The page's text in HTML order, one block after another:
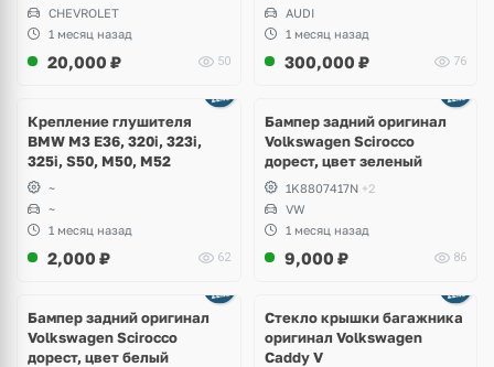
CHEVROLET
1 месяц назад
20,000 ₽ 50
AUDI
1 месяц назад
300,000 ₽ 76
Крепление глушителя
BMW M3 E36, 320i, 323i,
325i, S50, M50, M52
~
~
1 месяц назад
2,000 ₽ 62
Бампер задний оригинал
Volkswagen Scirocco
дорест, цвет зеленый
1K8807417N +2
VW
1 месяц назад
9,000 ₽ 86
Бампер задний оригинал
Volkswagen Scirocco
дорест, цвет белый
Стекло крышки багажника
оригинал Volkswagen
Caddy V